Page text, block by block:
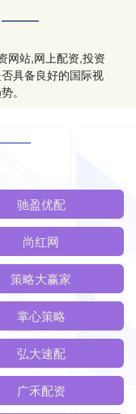
网站,网上配资,投资
具备良好的国际视
。
驰盈优配
尚红网
策略大赢家
掌心策略
弘大速配
广禾配资